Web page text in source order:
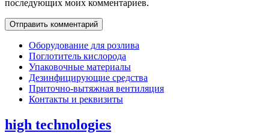
последующих моих комментариев.
Оборудование для розлива
Поглотитель кислорода
Упаковочные материалы
Дезинфицирующие средства
Приточно-вытяжная вентиляция
Контакты и реквизиты
high technologies